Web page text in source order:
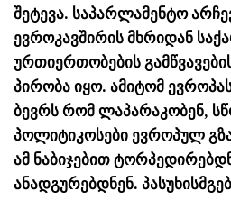
შეტევა. საპარლამენტო
ევროკავშირის მხრიდან
ურთიერთობების
პირობა იყო. ამიტომ
ბევრს რომ ლაპარაკობენ,
პოლიტიკოსები ევროპულ
ამ ნაბიჯებით
ანადგურებდნენ.